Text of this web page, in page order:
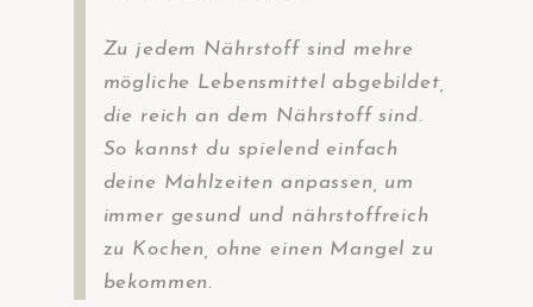
Zu jedem Nährstoff sind mehre
mögliche Lebensmittel abgebildet,
die reich an dem Nährstoff sind.
So kannst du spielend einfach
deine Mahlzeiten anpassen, um
immer gesund und nährstoffreich
zu Kochen, ohne einen Mangel zu
bekommen.